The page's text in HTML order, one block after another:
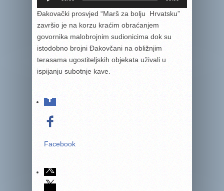
Đakovački prosvjed “Marš za bolju Hrvatsku”
završio je na korzu kraćim obraćanjem
govornika malobrojnim sudionicima dok su
istodobno brojni Đakovčani na obližnjim
terasama ugostiteljskih objekata uživali u
ispijanju subotnje kave.
Facebook